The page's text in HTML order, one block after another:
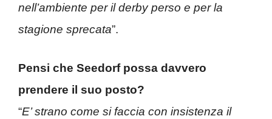
nell’ambiente per il derby perso e per la
stagione sprecata”.
Pensi che Seedorf possa davvero
prendere il suo posto?
“E’ strano come si faccia con insistenza il